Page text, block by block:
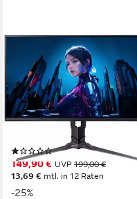
Predator XB253QF3bmiiprx
Gaming-Monitor
62,2 cm/ 24,5 Zoll Diagonale
1920 x 1080 px, Full HD
Auflösung
1, 4 ms Reaktionszeit
(1)
149,90 € UVP 199,00 €
13,69 € mtl. in 12 Raten
-25%